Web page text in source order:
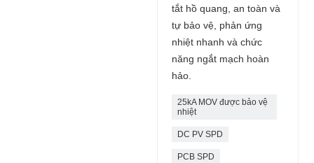
tắt hồ quang, an toàn và
tự bảo vệ, phản ứng
nhiệt nhanh và chức
năng ngắt mạch hoàn
hảo.
25kA MOV được bảo vệ
nhiệt
DC PV SPD
PCB SPD